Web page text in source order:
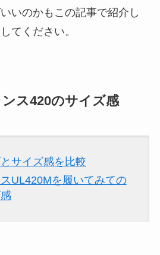
いのかもこの記事で紹介し
てください。
ス420のサイズ感
サイズ感を比較
UL420Mを履いてみての